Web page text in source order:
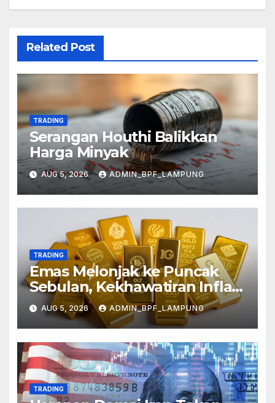
Related Post
TRADING
Serangan Houthi Balikkan
Harga Minyak
AUG 5, 2026 ADMIN_BPF_LAMPUNG
TRADING
Emas Melonjak ke Puncak
Sebulan, Kekhawatiran Inflasi
Mereda
AUG 5, 2026 ADMIN_BPF_LAMPUNG
TRADING